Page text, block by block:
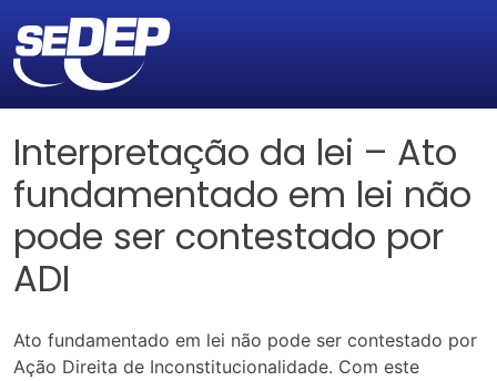
Interpretação da lei – Ato
fundamentado em lei não
pode ser contestado por
ADI
Ato fundamentado em lei não pode ser contestado por
Ação Direita de Inconstitucionalidade. Com este